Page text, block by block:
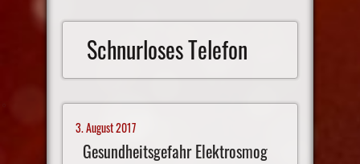
Schnurloses Telefon
3. August 2017
Gesundheitsgefahr Elektrosmog